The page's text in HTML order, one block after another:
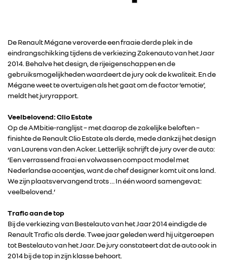
RENAULT GROUP
De Renault Mégane veroverde een fraaie derde plek in de
eindrangschikking tijdens de verkiezing Zakenauto van het Jaar
2014. Behalve het design, de rijeigenschappen en de
gebruiksmogelijkheden waardeert de jury ook de kwaliteit. En de
Mégane weet te overtuigen als het gaat om de factor ‘emotie’,
meldt het juryrapport.
Veelbelovend: Clio Estate
Op de AMbitie-ranglijst – met daarop de zakelijke beloften –
finishte de Renault Clio Estate als derde, mede dankzij het design
van Laurens van den Acker. Letterlijk schrijft de jury over de auto:
‘Een verrassend fraai en volwassen compact model met
Nederlandse accentjes, want de chef designer komt uit ons land.
We zijn plaatsvervangend trots … In één woord samengevat:
veelbelovend.’
Trafic aan de top
Bij de verkiezing van Bestelauto van het Jaar 2014 eindigde de
Renault Trafic als derde. Twee jaar geleden werd hij uitgeroepen
tot Bestelauto van het Jaar. De jury constateert dat de auto ook in
2014 bij de top in zijn klasse behoort.